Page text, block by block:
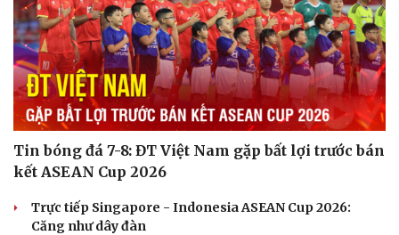
Tin bóng đá 7-8: ĐT Việt Nam gặp bất lợi trước bán
kết ASEAN Cup 2026
Trực tiếp Singapore - Indonesia ASEAN Cup 2026:
Căng như dây đàn